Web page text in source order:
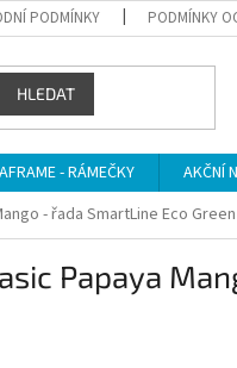
PODMÍNKY PODMÍNKY
HLEDAT
- RÁMEČKY AKČNÍ
- řada SmartLine Eco Green
Papaya